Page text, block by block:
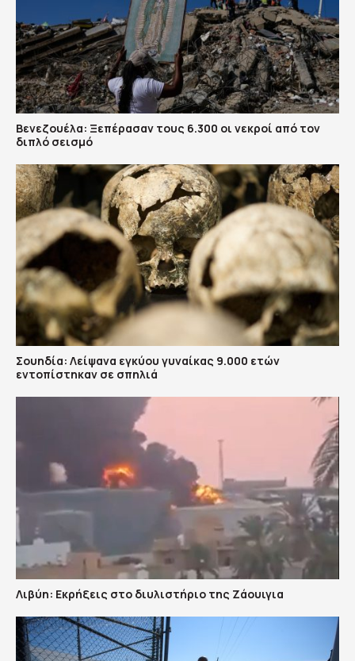
Βενεζουέλα: Ξεπέρασαν τους 6.300 οι νεκροί από τον
διπλό σεισμό
Σουηδία: Λείψανα εγκύου γυναίκας 9.000 ετών
εντοπίστηκαν σε σπηλιά
Λιβύη: Εκρήξεις στο διυλιστήριο της Ζάουιγια